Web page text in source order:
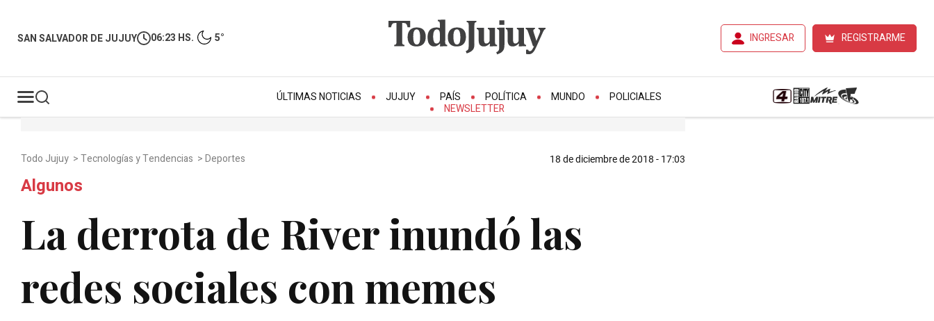
SAN SALVADOR DE JUJUY 06:23 HS. 5° INGRESAR REGISTRARME
ÚLTIMAS NOTICIAS JUJUY PAÍS POLÍTICA MUNDO
POLICIALES
NEWSLETTER
Todo Jujuy >Tecnologías y Tendencias >Deportes 18 de diciembre de 2018 - 17:03
Algunos
La derrota de River inundó las
redes sociales con memes